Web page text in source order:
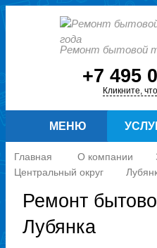
Ремонт бытовой
+7 495
Кликните,
МЕНЮ
Главная О компании
Центральный округ
Ремонт
Лубянка